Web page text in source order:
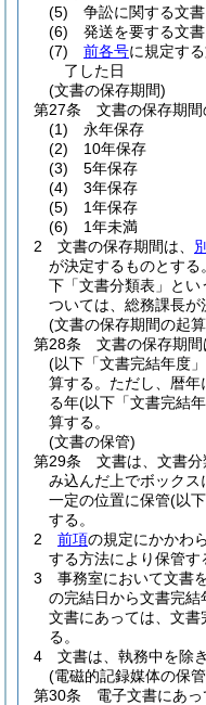
(5)
争訟に関する文
(6)
発送を要する文
(7)
前各号に規定す
了した日
(文書の保存期間)
第27条
文書の保存期間
(1)
永年保存
(2)
10年保存
(3)
5年保存
(4)
3年保存
(5)
1年保存
(6)
1年未満
2
文書の保存期間は、
が決定するものとする。
下「文書分類表」とい
ついては、総務課長が
(文書の保存期間の起
第28条
文書の保存期
(以下「文書完結年度
算する。 ただし、暦年
る年(以下「文書完結
算する。
(文書の保管)
第29条
文書は、文書
み込んだ上でボック
一定の位置に保管(以
する。
2
前項の規定にかかわ
する方法により保管す
3
事務室において文書
の完結日から文書完
文書にあっては、文
る。
4
文書は、執務中を除
(電磁的記録媒体の保
第30条
電子文書にあ